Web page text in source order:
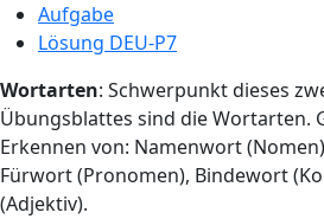
Aufgabe
Lösung DEU-P7
Wortarten: Schwerpunkt dieses
Übungsblattes sind die Wortarten.
Erkennen von: Namenwort
Fürwort (Pronomen), Bindewort
(Adjektiv).